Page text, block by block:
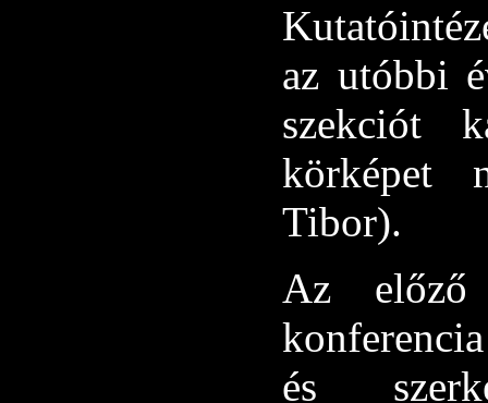
az utóbbi
szekciót
körképet
Tibor).
Az előző
és